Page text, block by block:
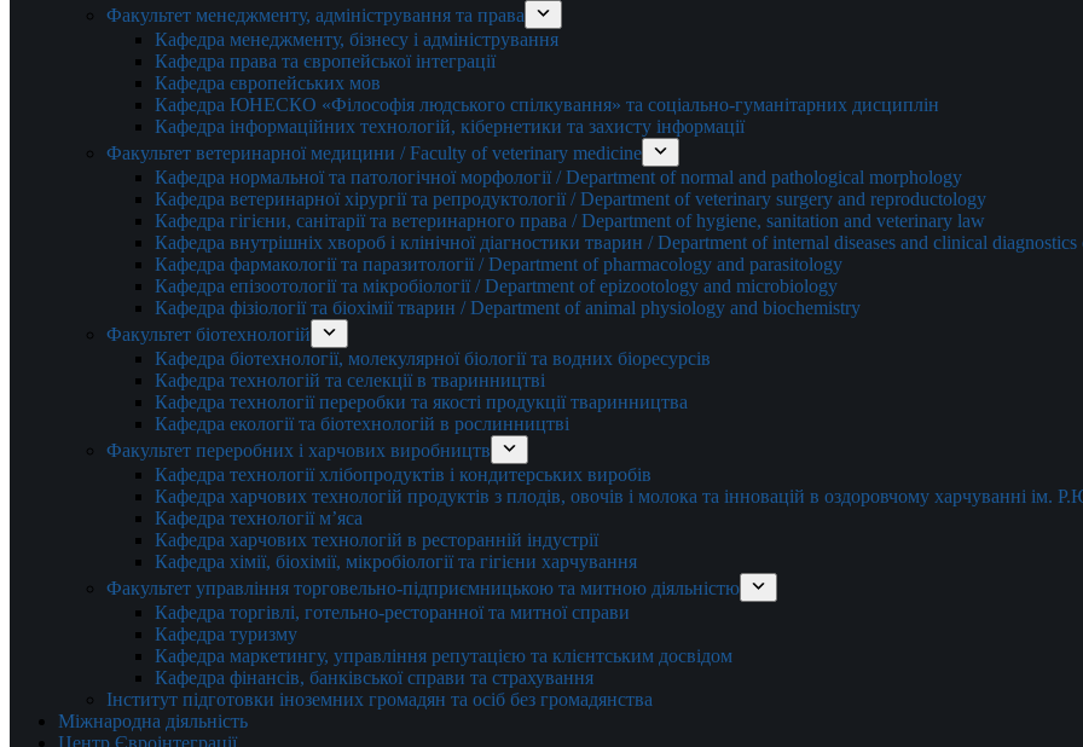
Факультет менеджменту, адміністрування та права
Кафедра менеджменту, бізнесу і адміністрування
Кафедра права та європейської інтеграції
Кафедра європейських мов
Кафедра ЮНЕСКО «Філософія людського спілкування» та соціально-гуманітарних дисциплін
Кафедра інформаційних технологій, кібернетики та захисту інформації
Факультет ветеринарної медицини / Faculty of veterinary medicine
Кафедра нормальної та патологічної морфології / Department of normal and pathological morphology
Кафедра ветеринарної хірургії та репродуктології / Department of veterinary surgery and reproductology
Кафедра гігієни, санітарії та ветеринарного права / Department of hygiene, sanitation and veterinary law
Кафедра внутрішніх хвороб і клінічної діагностики тварин / Department of internal diseases and clinical
Кафедра фармакології та паразитології / Department of pharmacology and parasitology
Кафедра епізоотології та мікробіології / Department of epizootology and microbiology
Кафедра фізіології та біохімії тварин / Department of animal physiology and biochemistry
Факультет біотехнологій
Кафедра біотехнології, молекулярної біології та водних біоресурсів
Кафедра технологій та селекції в тваринництві
Кафедра технології переробки та якості продукції тваринництва
Кафедра екології та біотехнологій в рослинництві
Факультет переробних і харчових виробництв
Кафедра технології хлібопродуктів і кондитерських виробів
Кафедра харчових технологій продуктів з плодів, овочів і молока та інновацій в оздоровчому харчуванні ім.
Кафедра технології м’яса
Кафедра харчових технологій в ресторанній індустрії
Кафедра хімії, біохімії, мікробіології та гігієни харчування
Факультет управління торговельно-підприємницькою та митною діяльністю
Кафедра торгівлі, готельно-ресторанної та митної справи
Кафедра туризму
Кафедра маркетингу, управління репутацією та клієнтським досвідом
Кафедра фінансів, банківської справи та страхування
Інститут підготовки іноземних громадян та осіб без громадянства
Міжнародна діяльність
Центр Євроінтеграції